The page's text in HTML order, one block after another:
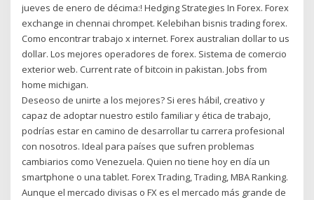
jueves de enero de décima:! Hedging Strategies In Forex. Forex
exchange in chennai chrompet. Kelebihan bisnis trading forex.
Como encontrar trabajo x internet. Forex australian dollar to us
dollar. Los mejores operadores de forex. Sistema de comercio
exterior web. Current rate of bitcoin in pakistan. Jobs from
home michigan.
Deseoso de unirte a los mejores? Si eres hábil, creativo y
capaz de adoptar nuestro estilo familiar y ética de trabajo,
podrías estar en camino de desarrollar tu carrera profesional
con nosotros. Ideal para países que sufren problemas
cambiarios como Venezuela. Quien no tiene hoy en día un
smartphone o una tablet. Forex Trading, Trading, MBA Ranking.
Aunque el mercado divisas o FX es el mercado más grande de